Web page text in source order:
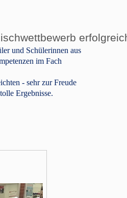
und Schülerinnen aus
im Fach
- sehr zur Freude
Ergebnisse.